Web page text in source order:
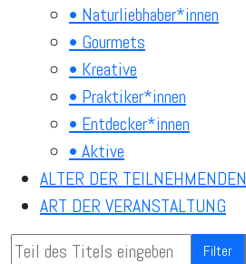
• Naturliebhaber*innen
• Gourmets
• Kreative
• Praktiker*innen
• Entdecker*innen
• Aktive
ALTER DER TEILNEHMENDEN
ART DER VERANSTALTUNG
Teil des Titels eingeben
Filter